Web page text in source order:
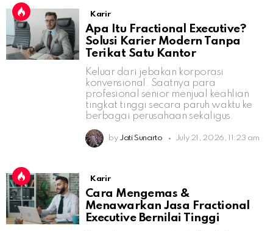
Karir
Apa Itu Fractional Executive?
Solusi Karier Modern Tanpa
Terikat Satu Kantor
Keluar dari jebakan korporasi
konvensional. Saatnya para
profesional senior menjual keahlian
tingkat tinggi secara paruh waktu ke
berbagai perusahaan sekaligus.
by Jati Sunarto July 21, 2026, 11:23 am
Karir
Cara Mengemas &
Menawarkan Jasa Fractional
Executive Bernilai Tinggi